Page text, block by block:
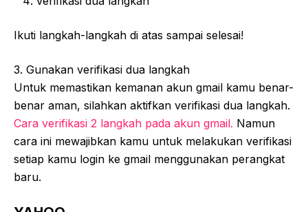
Ikuti langkah-langkah di atas sampai selesai!
3. Gunakan verifikasi dua langkah
Untuk memastikan kemanan akun gmail kamu benar-
benar aman, silahkan aktifkan verifikasi dua langkah.
Cara verifikasi 2 langkah pada akun gmail. Namun
cara ini mewajibkan kamu untuk melakukan verifikasi
setiap kamu login ke gmail menggunakan perangkat
baru.